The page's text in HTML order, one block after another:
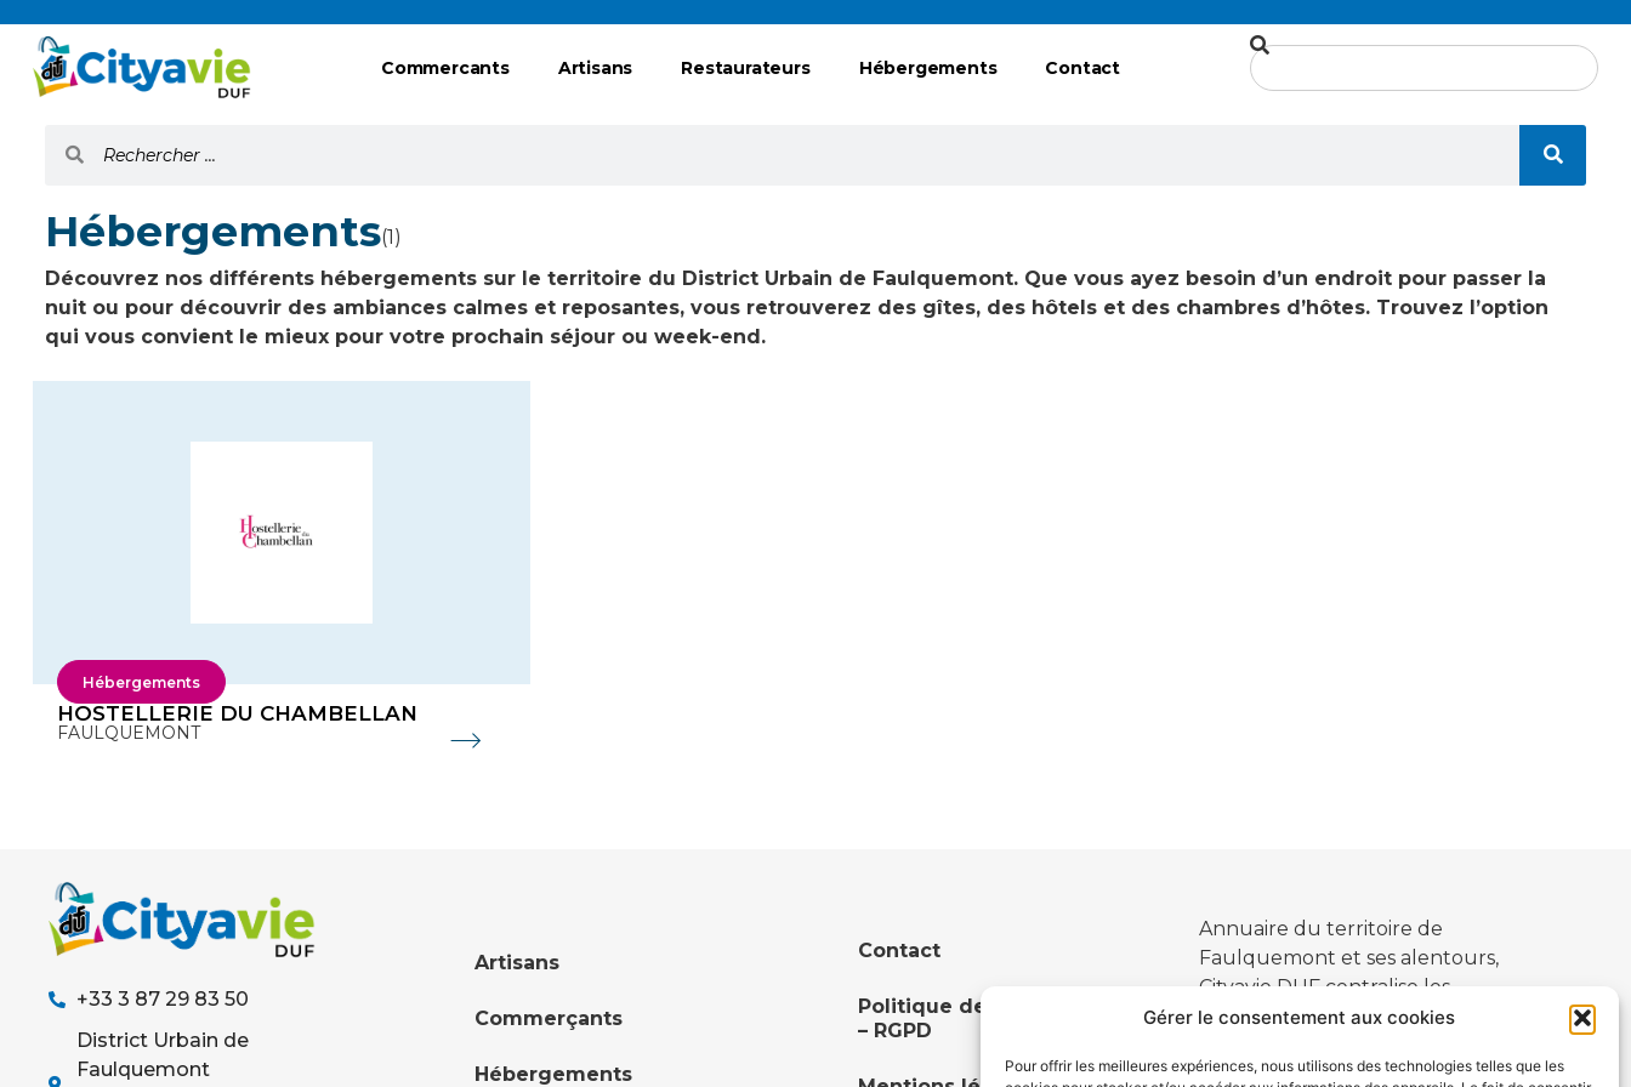
Gérer le consentement aux cookies
Pour offrir les meilleures expériences, nous utilisons des technologies telles que les
Commercants Artisans Restaurateurs Hébergements Contact
Hébergements(1)
Découvrez nos différents hébergements sur le territoire du District Urbain de Faulquemont. Que vous ayez besoin d’un endroit pour passer la
nuit ou pour découvrir des ambiances calmes et reposantes, vous retrouverez des gîtes, des hôtels et des chambres d’hôtes. Trouvez l’option
qui vous convient le mieux pour votre prochain séjour ou week-end.
Hébergements
HOSTELLERIE DU CHAMBELLAN
FAULQUEMONT
+33 3 87 29 83 50
District Urbain de
Faulquemont
Artisans
Commerçants
Hébergements
Contact
Politique de confidentialité
– RGPD
Annuaire du territoire de
Faulquemont et ses alentours,
Cityavie DUF centralise les
commerçants, artisans,
divertissements de ses villes et